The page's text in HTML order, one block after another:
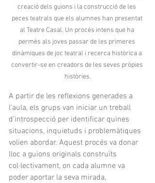
creació dels guions i la construcció de les
peces teatrals que els alumnes han presentat
al Teatre Casal. Un procés intens que ha
permès als joves passar de les primeres
dinàmiques de joc teatral i recerca històrica a
convertir-se en creadors de les seves pròpies
històries.
A partir de les reflexions generades a
l'aula, els grups van iniciar un treball
d'introspecció per identificar quines
situacions, inquietuds i problemàtiques
volien abordar. Aquest procés va donar
lloc a guions originals construïts
col·lectivament, on cada alumne va
poder aportar la seva mirada,